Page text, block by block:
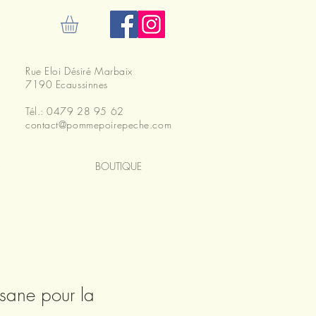
Rue Eloi Désiré Marbaix
7190 Ecaussinnes
Tél.: 0479 28 95 62
contact@pommepoirepeche.com
BOUTIQUE
pour la